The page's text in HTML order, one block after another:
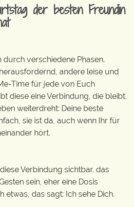
der besten Freundin
verschiedene Phasen.
andere leise und
Time für jede von Euch
diese eine Verbindung, die bleibt,
weiterdreht: Deine beste
sie ist da, auch wenn Ihr für
hört.
Verbindung sichtbar. das
sein, eher eine Dosis
etwas, das sagt: Ich sehe Dich.